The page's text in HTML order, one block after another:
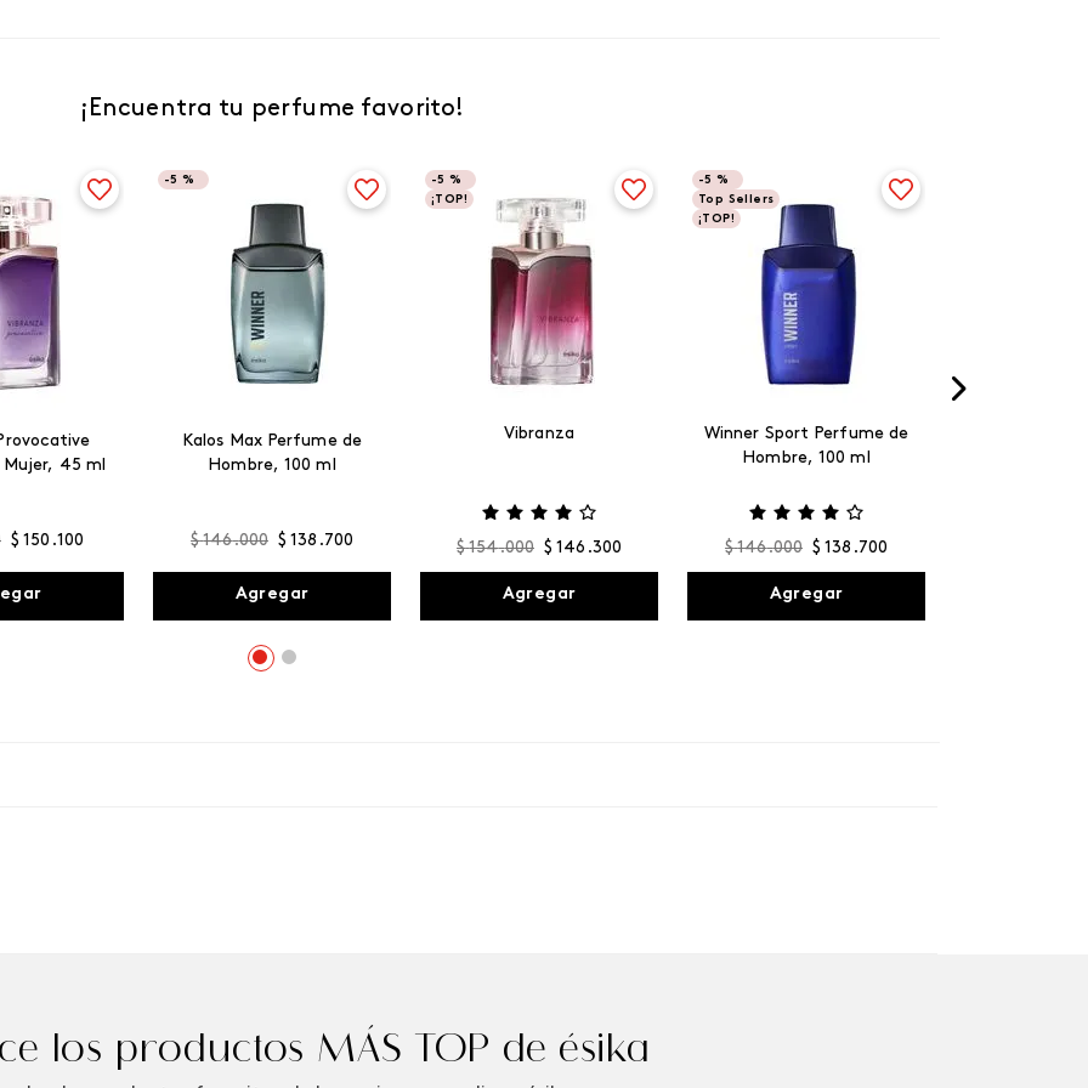
¡Encuentra tu perfume favorito!
45 ml
$ 150 .100
-5 %
Kalos Max Perfume de
Hombre, 100 ml
$ 146.000 $ 138 .700
Agregar
-5 %
¡TOP!
Vibranza
$ 154.000 $ 146 .300
Agregar
-5 %
Top Sellers
¡TOP!
Winner Sport Perfume de
Hombre, 100 ml
$ 146.000 $ 138 .700
Agregar
los productos MÁS TOP de ésika